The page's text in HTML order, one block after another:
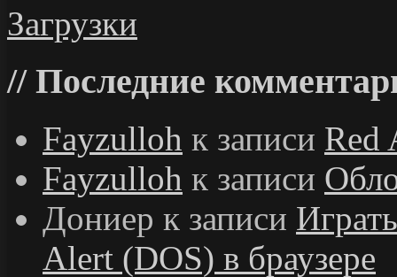
Загрузки
Последние
Fayzulloh к записи Red
Fayzulloh к записи
Дониер к записи
Alert (DOS) в браузере